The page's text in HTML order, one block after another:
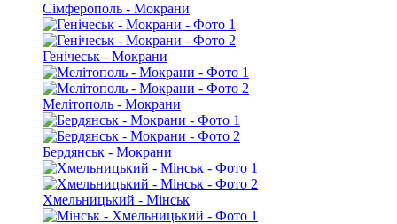
Сімферополь - Мокрани
Генічеськ - Мокрани
Мелітополь - Мокрани
Бердянськ - Мокрани
Хмельницький - Мінськ